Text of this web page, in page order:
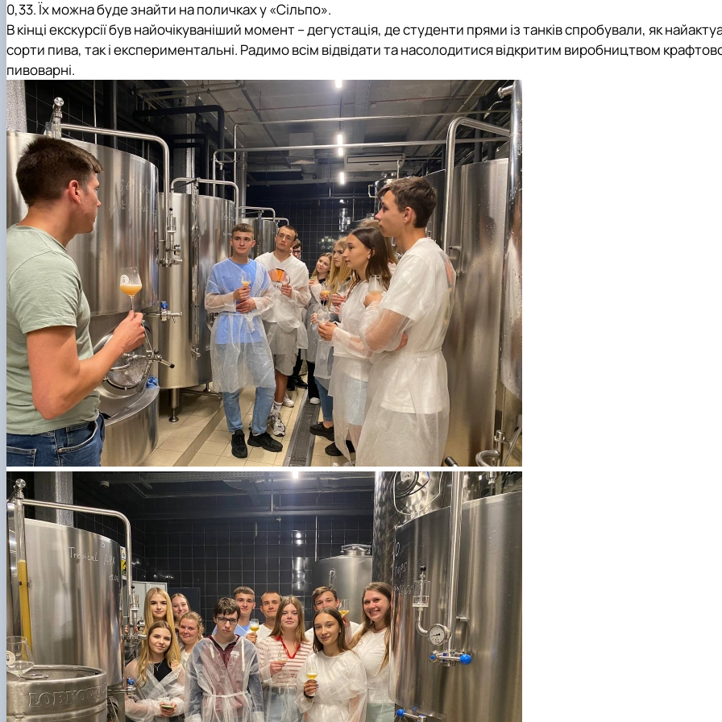
0,33. Їх можна буде знайти на поличках у «Сільпо».
В кінці екскурсії був найочікуваніший момент – дегустація, де студенти прями із танків спробували, як
сорти пива, так і експериментальні. Радимо всім відвідати та насолодитися відкритим виробництвом
пивоварні.